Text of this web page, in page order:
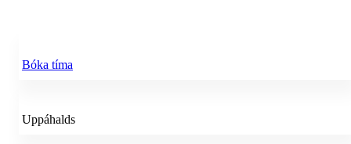
Bóka tíma
Uppáhalds